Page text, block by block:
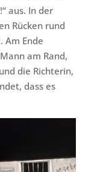
aus. In der
Rücken rund
Am Ende
am Rand,
die Richterin,
dass es